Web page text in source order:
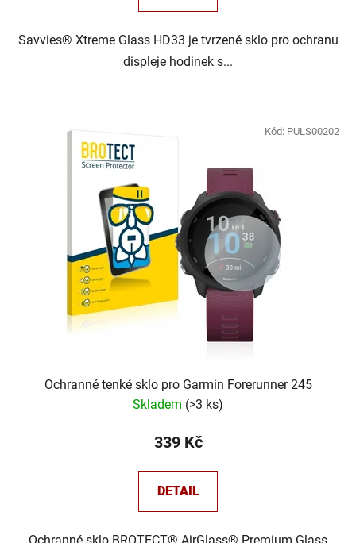
Savvies® Xtreme Glass HD33 je tvrzené sklo pro ochranu
displeje hodinek s...
Ochranné tenké sklo pro Garmin Forerunner 245
Skladem (>3 ks)
339 Kč
DETAIL
Kód: PULS00202